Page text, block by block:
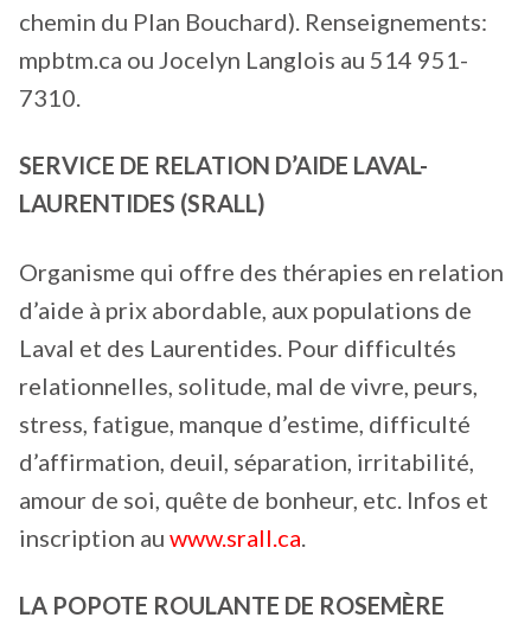
chemin du Plan Bouchard). Renseignements:
mpbtm.ca ou Jocelyn Langlois au 514 951-
7310.
SERVICE DE RELATION D’AIDE LAVAL-
LAURENTIDES (SRALL)
Organisme qui offre des thérapies en relation
d’aide à prix abordable, aux populations de
Laval et des Laurentides. Pour difficultés
relationnelles, solitude, mal de vivre, peurs,
stress, fatigue, manque d’estime, difficulté
d’affirmation, deuil, séparation, irritabilité,
amour de soi, quête de bonheur, etc. Infos et
inscription au www.srall.ca
LA POPOTE ROULANTE DE ROSEMÈRE